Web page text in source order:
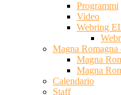
Programmi
Video
Webring
Magna
Magna
Magna
Calendario
Staff